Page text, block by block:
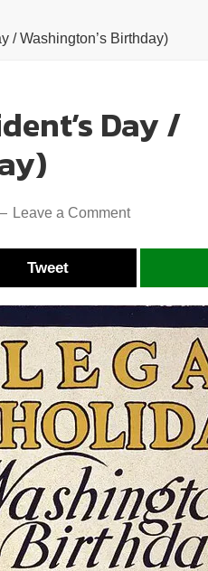
Washington’s Birthday)
Day /
Leave a Comment
Tweet